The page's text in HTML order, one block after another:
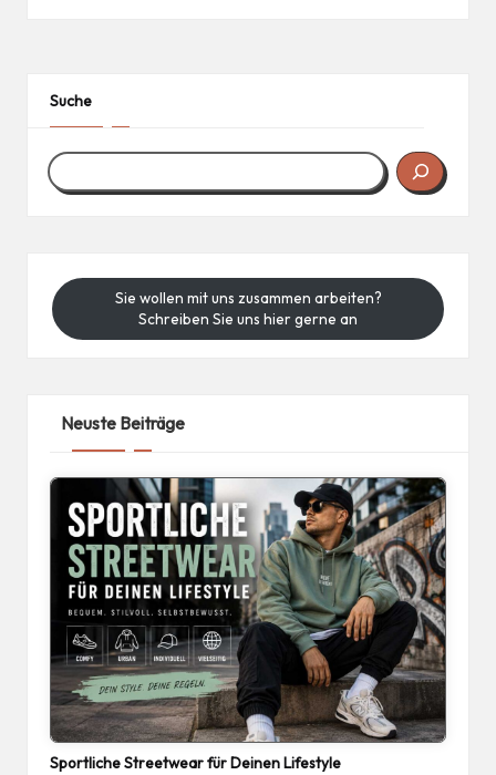
Suche
Sie wollen mit uns zusammen arbeiten?
Schreiben Sie uns hier gerne an
Neuste Beiträge
Sportliche Streetwear für Deinen Lifestyle